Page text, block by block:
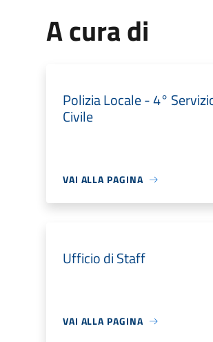
A cura di
Polizia Locale - 4°
Civile
VAI ALLA PAGINA
Ufficio di Staff
VAI ALLA PAGINA